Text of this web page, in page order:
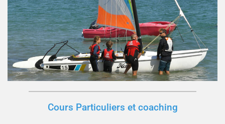
Cours Particuliers et coaching